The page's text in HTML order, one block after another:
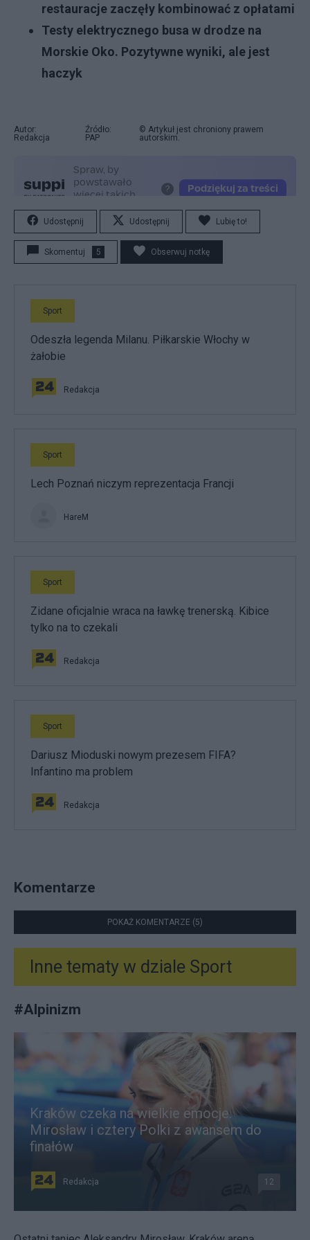
restauracje zaczęły kombinować z opłatami
Testy elektrycznego busa w drodze na
Morskie Oko. Pozytywne wyniki, ale jest
haczyk
Autor:
Redakcja
Źródło:
PAP
© Artykuł jest chroniony prawem
autorskim.
Udostępnij Udostępnij Lubię to!
Skomentuj 5 Obserwuj notkę
Sport
Odeszła legenda Milanu. Piłkarskie Włochy w
żałobie
Redakcja
Sport
Lech Poznań niczym reprezentacja Francji
HareM
Sport
Zidane oficjalnie wraca na ławkę trenerską. Kibice
tylko na to czekali
Redakcja
Sport
Dariusz Mioduski nowym prezesem FIFA?
Infantino ma problem
Redakcja
Komentarze
POKAŻ KOMENTARZE (5)
Inne tematy w dziale Sport
#Alpinizm
Kraków czeka na wielkie emocje.
Mirosław i cztery Polki z awansem do
finałów
Redakcja 12